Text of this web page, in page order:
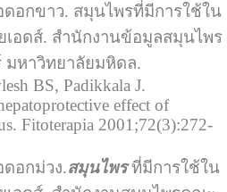
ดอกขาว. สมุนไพรที่มีการใช้ใน
เอดส์. สำนักงานข้อมูลสมุนไพร
หาวิทยาลัยมหิดล.
BS, Padikkala J.
effect of
Fitoterapia 2001;72(3):272-
ดอกม่วง.สมุนไพร ที่มีการใช้ใน